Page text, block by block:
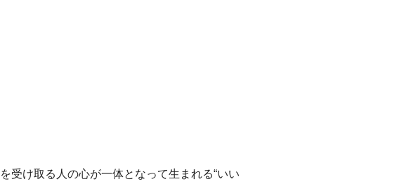
受け取る人の心が一体となって生まれる“いい